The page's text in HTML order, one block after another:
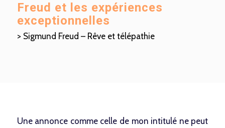
Freud et les expériences
exceptionnelles
> Sigmund Freud – Rêve et télépathie
Une annonce comme celle de mon intitulé ne peut